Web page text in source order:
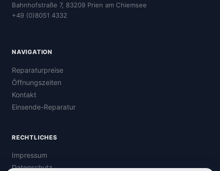
Bahnhofstraße 7, 83209 Prien am Chiemsee
+49 (0)8051 4332
NAVIGATION
Reparaturpreise
Öffnungszeiten
Kontakt
Einsende-Reparatur
RECHTLICHES
Impressum
Datenschutz